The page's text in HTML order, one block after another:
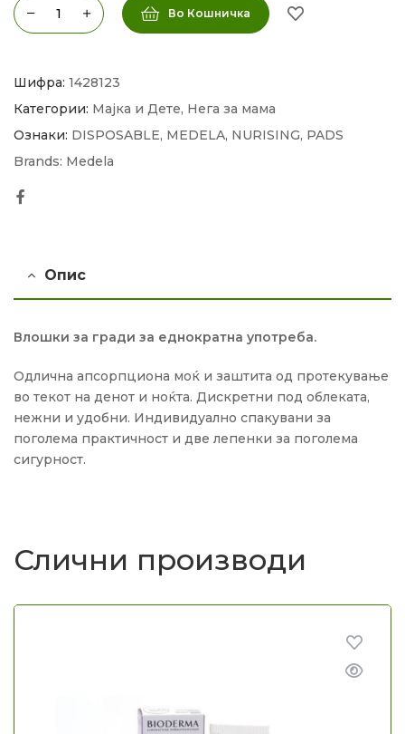
Во Кошничка
Шифра: 1428123
Категории: Мајка и Дете, Нега за мама
Ознаки: DISPOSABLE, MEDELA, NURISING, PADS
Brands: Medela
Опис
Влошки за гради за еднократна употреба.
Одлична апсорпциона моќ и заштита од протекување
во текот на денот и ноќта. Дискретни под облеката,
нежни и удобни. Индивидуално спакувани за
поголема практичност и две лепенки за поголема
сигурност.
Слични производи